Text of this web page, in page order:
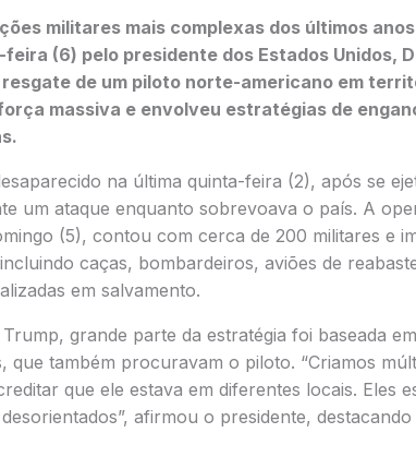
militares mais complexas dos últimos
(6) pelo presidente dos Estados Unidos,
resgate de um piloto norte-americano em
massiva e envolveu estratégias de
na última quinta-feira (2), após se
um ataque enquanto sobrevoava o país. A
(5), contou com cerca de 200 militares e
caças, bombardeiros, aviões de
em salvamento.
grande parte da estratégia foi baseada
que também procuravam o piloto. “Criamos
que ele estava em diferentes locais. Eles
afirmou o presidente,